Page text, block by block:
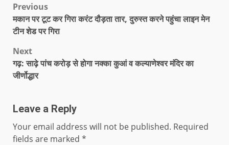
Previous
मकान पर टूट कर गिरा करंट दौड़ता तार, दुरुस्त करने पहुंचा लाइन मेन
टीन शेड पर गिरा
Next
गढ़: साढ़े पांच करोड़ से होगा नक्का कुआं व कल्याणेश्वर मंदिर का
जीर्णोद्धार
Leave a Reply
Your email address will not be published. Required
fields are marked *